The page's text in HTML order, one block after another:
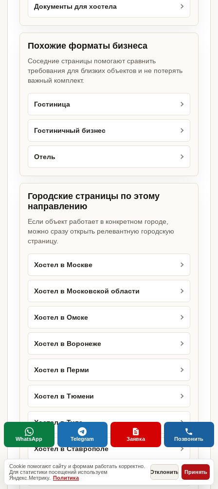
Документы для хостела
Похожие форматы бизнеса
Соседние страницы помогают сравнить
требования для близких объектов и не потерять
важный комплект.
Гостиница
Гостиничный бизнес
Отель
Городские страницы по этому
направлению
Если объект работает в конкретном городе,
можно сразу открыть релевантную городскую
страницу.
Хостел в Москве
Хостел в Московской области
Хостел в Омске
Хостел в Воронеже
Хостел в Перми
Хостел в Тюмени
Хостел в Туле
Хостел в Ставрополе
Хостел в Сочи
Cookie помогают сайту и формам работать корректно.
Для статистики посещений используем
Яндекс.Метрику. Политика
Отклонить Принять
WhatsApp Telegram Заявка Позвонить